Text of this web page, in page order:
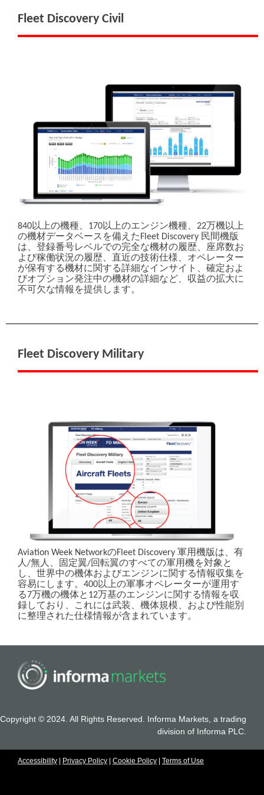
Fleet Discovery Civil
840以上の機種、170以上のエンジン機種、22万機以上
の機材データベースを備えたFleet Discovery 民間機版
は、登録番号レベルでの完全な機材の履歴、座席数お
よび稼働状況の履歴、直近の技術仕様、オペレーター
が保有する機材に関する詳細なインサイト、確定およ
びオプション発注中の機材の詳細など、収益の拡大に
不可欠な情報を提供します。
Fleet Discovery Military
Aviation Week NetworkのFleet Discovery 軍用機版は、有
人/無人、固定翼/回転翼のすべての軍用機を対象と
し、世界中の機体およびエンジンに関する情報収集を
容易にします。400以上の軍事オペレーターが運用す
る7万機の機体と12万基のエンジンに関する情報を収
録しており、これには武装、機体規模、および性能別
に整理された仕様情報が含まれています。
Copyright © 2024. All Rights Reserved. Informa Markets, a trading
division of Informa PLC.
Accessibility | Privacy Policy | Cookie Policy | Terms of Use